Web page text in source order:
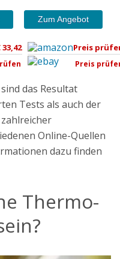
Zum Angebot
33,42 Preis
Preis
das Resultat
Tests als auch der
Online-Quellen
dazu finden
Thermo-